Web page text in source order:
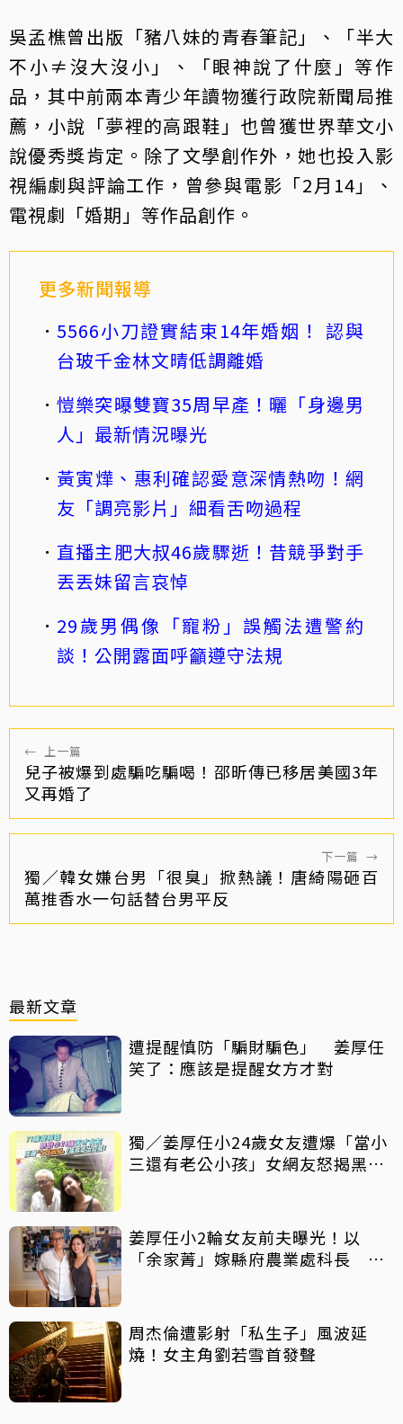
吳孟樵曾出版「豬八妹的青春筆記」、「半大
不小≠沒大沒小」、「眼神說了什麼」等作
品，其中前兩本青少年讀物獲行政院新聞局推
薦，小說「夢裡的高跟鞋」也曾獲世界華文小
說優秀獎肯定。除了文學創作外，她也投入影
視編劇與評論工作，曾參與電影「2月14」、
電視劇「婚期」等作品創作。
更多新聞報導
5566小刀證實結束14年婚姻！ 認與
台玻千金林文晴低調離婚
愷樂突曝雙寶35周早產！曬「身邊男
人」最新情況曝光
黃寅燁、惠利確認愛意深情熱吻！網
友「調亮影片」細看舌吻過程
直播主肥大叔46歲驟逝！昔競爭對手
丟丟妹留言哀悼
29歲男偶像「寵粉」誤觸法遭警約
談！公開露面呼籲遵守法規
← 上一篇
兒子被爆到處騙吃騙喝！邵昕傳已移居美國3年
又再婚了
下一篇 →
獨／韓女嫌台男「很臭」掀熱議！唐綺陽砸百
萬推香水一句話替台男平反
最新文章
遭提醒慎防「騙財騙色」 姜厚任
笑了：應該是提醒女方才對
獨／姜厚任小24歲女友遭爆「當小
三還有老公小孩」女網友怒揭黑歷
姜厚任小2輪女友前夫曝光！以
「余家菁」嫁縣府農業處科長 交
周杰倫遭影射「私生子」風波延
燒！女主角劉若雪首發聲